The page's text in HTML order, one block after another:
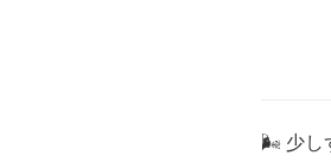
🌬️ 少し